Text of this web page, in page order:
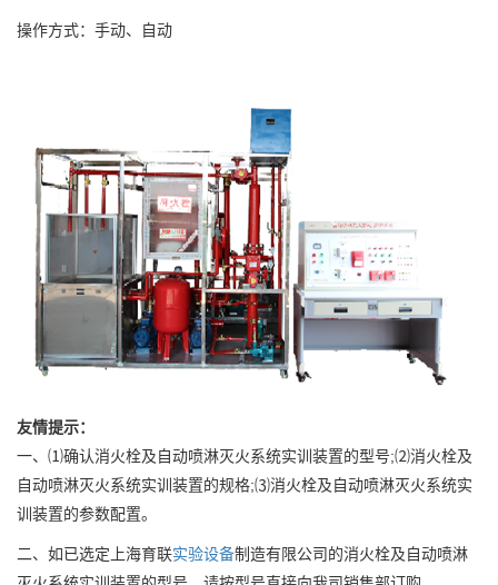
操作方式：手动、自动
友情提示：
一、⑴确认消火栓及自动喷淋灭火系统实训装置的型号;⑵消火栓及
自动喷淋灭火系统实训装置的规格;⑶消火栓及自动喷淋灭火系统实
训装置的参数配置。
二、如已选定上海育联实验设备制造有限公司的消火栓及自动喷淋